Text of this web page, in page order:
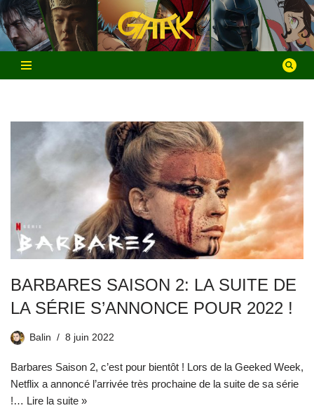
Aller
au
contenu
BARBARES SAISON 2: LA SUITE DE
LA SÉRIE S’ANNONCE POUR 2022 !
Balin 8 juin 2022
Barbares Saison 2, c’est pour bientôt ! Lors de la Geeked Week,
Netflix a annoncé l’arrivée très prochaine de la suite de sa série
!… Lire la suite »